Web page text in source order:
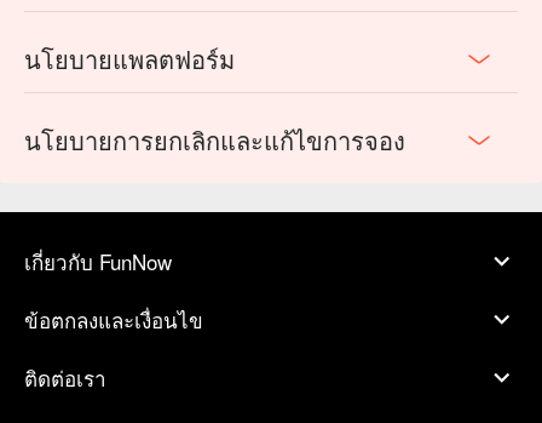
นโยบายแพลตฟอร์ม
นโยบายการยกเลิกและแก้ไขการจอง
เกี่ยวกับ FunNow
ข้อตกลงและเงื่อนไข
ติดต่อเรา